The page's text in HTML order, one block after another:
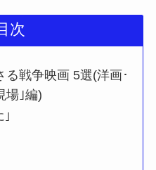
次
る戦争映画 5選(洋画･
場｣編)
｣